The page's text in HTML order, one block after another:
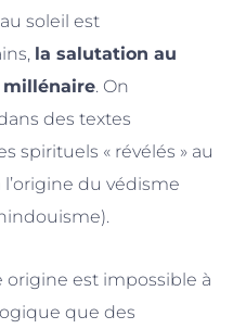
soleil est
la salutation au
. On
des textes
spirituels « révélés » au
l’origine du védisme
est impossible à
que des